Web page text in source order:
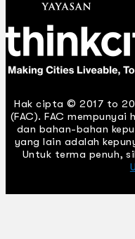
Hak cipta © 2017 to
(FAC). FAC
dan bahan-bahan
yang lain adalah
Untuk terma penuh,